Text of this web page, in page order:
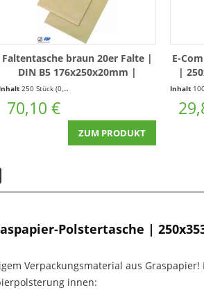
Faltentasche braun 20er Falte |
DIN B5 176x250x20mm |
Haftklebend | Spitzboden | 250
Inhalt 250 Stück (0,28 € * / 1 Stück)
70,10 €
ZUM PRODUKT
E-
|
Inhalt
Polstertasche |
Verpackungsmaterial aus
innen: